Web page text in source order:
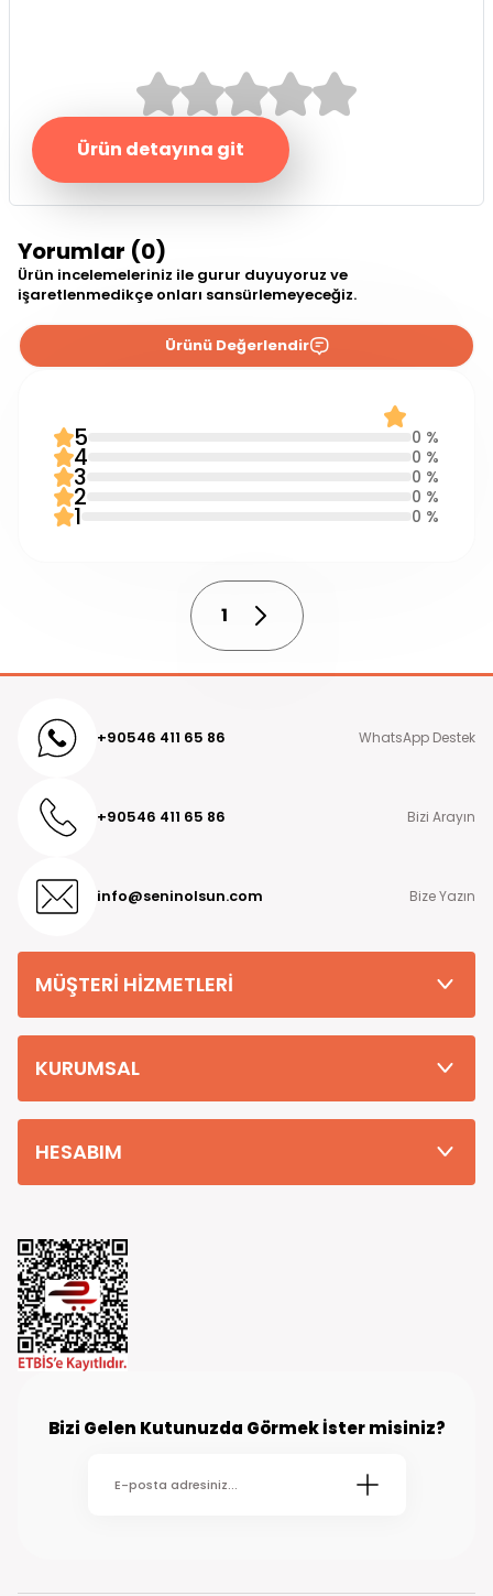
Ürün detayına git
Yorumlar (0)
Ürün incelemeleriniz ile gurur duyuyoruz ve
işaretlenmedikçe onları sansürlemeyeceğiz.
1
Ürünü Değerlendir
5 0 %
4 0 %
3 0 %
2 0 %
1 0 %
+90546 411 65 86 WhatsApp Destek
+90546 411 65 86 Bizi Arayın
info@seninolsun.com Bize Yazın
MÜŞTERİ HİZMETLERİ
KURUMSAL
HESABIM
Bizi Gelen Kutunuzda Görmek İster misiniz?